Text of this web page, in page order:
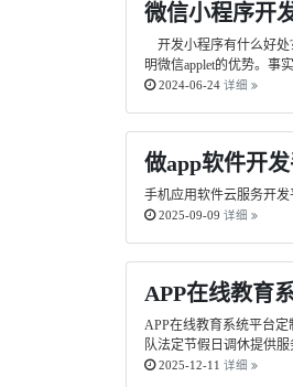
微信小程序开
开发小程序有什么好处
明微信applet的优势。事
2024-06-24 详细
做app软件开
手机应用软件云服务开
2025-09-09 详细
APP在线教育
APP在线教育系统平台
队法定节假日调休提供服
2025-12-11 详细